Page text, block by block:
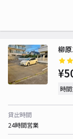
柳
時
貸出時間
24時間営業